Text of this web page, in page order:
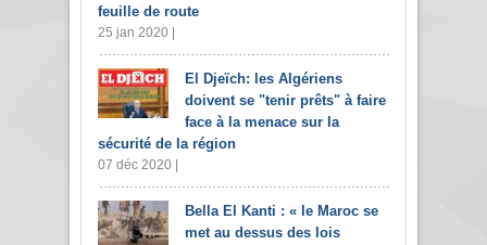
feuille de route
25 jan 2020 |
El Djeïch: les Algériens
doivent se "tenir prêts" à faire
face à la menace sur la
sécurité de la région
07 déc 2020 |
Bella El Kanti : « le Maroc se
met au dessus des lois